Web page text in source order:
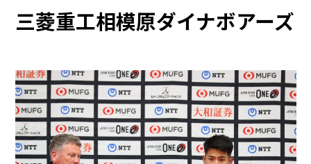
三菱重工相模原ダイナボアーズ